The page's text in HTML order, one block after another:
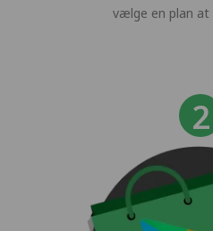
vælge en plan at